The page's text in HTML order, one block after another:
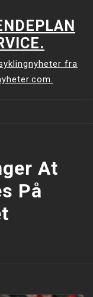
fra
At
På